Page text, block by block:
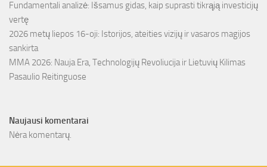
Fundamentali analizė: Išsamus gidas, kaip suprasti tikrąją investicijų
vertę
2026 metų liepos 16-oji: Istorijos, ateities vizijų ir vasaros magijos
sankirta
MMA 2026: Nauja Era, Technologijų Revoliucija ir Lietuvių Kilimas
Pasaulio Reitinguose
Naujausi komentarai
Nėra komentarų.